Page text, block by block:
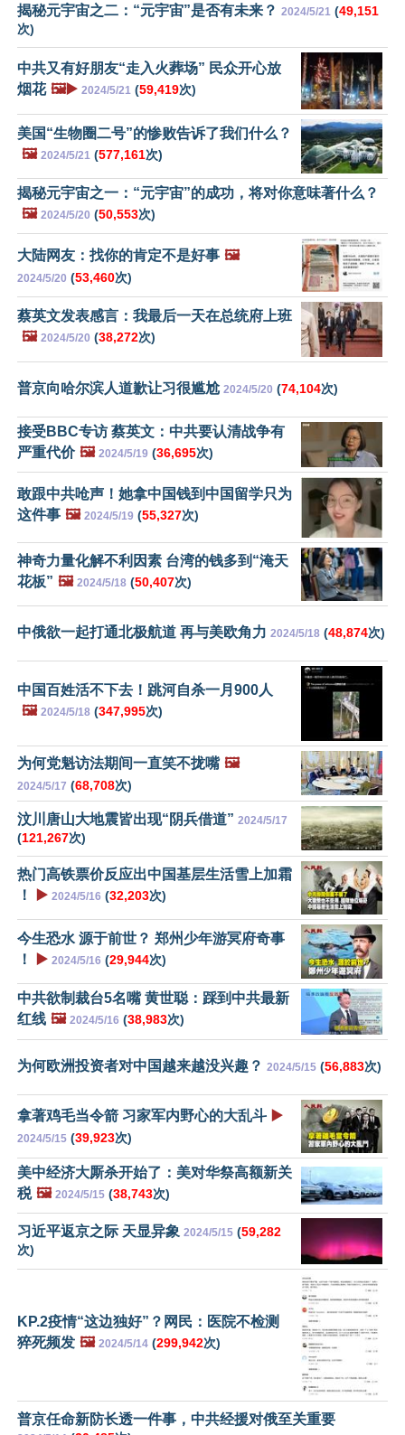
揭秘元宇宙之二：“元宇宙”是否有未来？ 2024/5/21 (49,151
次)
中共又有好朋友“走入火葬场” 民众开心放
烟花 🖼️▶️ 2024/5/21 (59,419次)
美国“生物圈二号”的惨败告诉了我们什么？
🖼️ 2024/5/21 (577,161次)
揭秘元宇宙之一：“元宇宙”的成功，将对你意味著什么？
🖼️ 2024/5/20 (50,553次)
大陆网友：找你的肯定不是好事 🖼️
2024/5/20 (53,460次)
蔡英文发表感言：我最后一天在总统府上班
🖼️ 2024/5/20 (38,272次)
普京向哈尔滨人道歉让习很尴尬 2024/5/20 (74,104次)
接受BBC专访 蔡英文：中共要认清战争有
严重代价 🖼️ 2024/5/19 (36,695次)
敢跟中共呛声！她拿中国钱到中国留学只为
这件事 🖼️ 2024/5/19 (55,327次)
神奇力量化解不利因素 台湾的钱多到“淹天
花板” 🖼️ 2024/5/18 (50,407次)
中俄欲一起打通北极航道 再与美欧角力 2024/5/18 (48,874次)
中国百姓活不下去！跳河自杀一月900人
🖼️ 2024/5/18 (347,995次)
为何党魁访法期间一直笑不拢嘴 🖼️
2024/5/17 (68,708次)
汶川唐山大地震皆出现“阴兵借道” 2024/5/17
(121,267次)
热门高铁票价反应出中国基层生活雪上加霜
！
▶️ 2024/5/16 (32,203次)
今生恐水 源于前世？ 郑州少年游冥府奇事
！
▶️ 2024/5/16 (29,944次)
中共欲制裁台5名嘴 黄世聪：踩到中共最新
红线 🖼️ 2024/5/16 (38,983次)
为何欧洲投资者对中国越来越没兴趣？ 2024/5/15 (56,883次)
拿著鸡毛当令箭 习家军内野心的大乱斗 ▶️
2024/5/15 (39,923次)
美中经济大厮杀开始了：美对华祭高额新关
税 🖼️ 2024/5/15 (38,743次)
习近平返京之际 天显异象 2024/5/15 (59,282
次)
KP.2疫情“这边独好”？网民：医院不检测
猝死频发 🖼️ 2024/5/14 (299,942次)
普京任命新防长透一件事，中共经援对俄至关重要